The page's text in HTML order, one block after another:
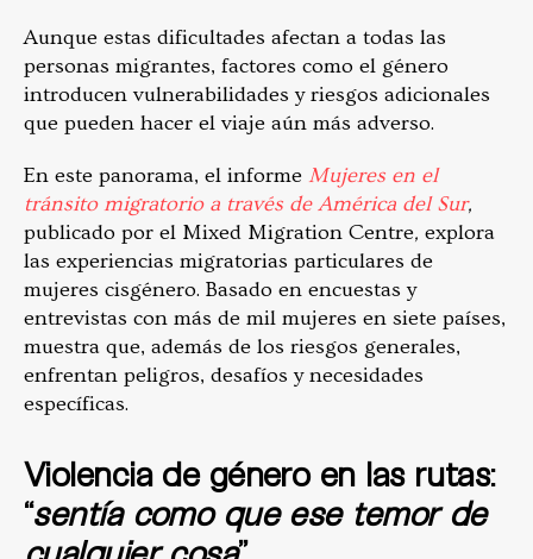
Aunque estas dificultades afectan a todas las
personas migrantes, factores como el género
introducen vulnerabilidades y riesgos adicionales
que pueden hacer el viaje aún más adverso.
En este panorama, el informe Mujeres en el
tránsito migratorio a través de América del Sur,
publicado por el Mixed Migration Centre, explora
las experiencias migratorias particulares de
mujeres cisgénero. Basado en encuestas y
entrevistas con más de mil mujeres en siete países,
muestra que, además de los riesgos generales,
enfrentan peligros, desafíos y necesidades
específicas.
Violencia de género en las rutas:
“sentía como que ese temor de